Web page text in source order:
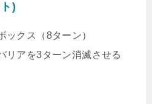
)
ックス（8ターン）
リアを3ターン消滅させる